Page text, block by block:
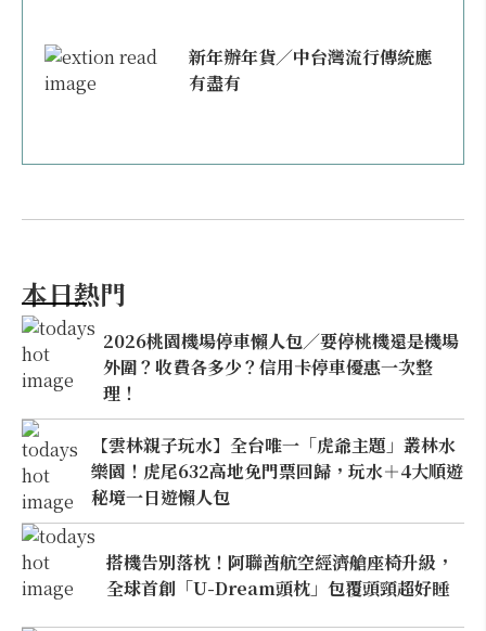
新年辦年貨／中台灣流行傳統應
有盡有
本日熱門
2026桃園機場停車懶人包／要停桃機還是機場
外圍？收費各多少？信用卡停車優惠一次整
理！
【雲林親子玩水】全台唯一「虎爺主題」叢林水
樂園！虎尾632高地免門票回歸，玩水＋4大順遊
秘境一日遊懶人包
搭機告別落枕！阿聯酋航空經濟艙座椅升級，
全球首創「U-Dream頭枕」包覆頭頸超好睡